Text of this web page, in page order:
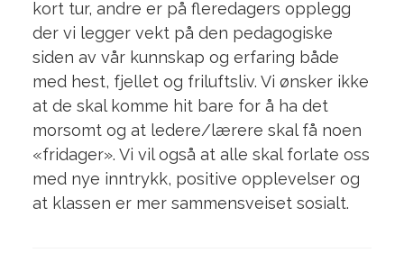
kort tur, andre er på fleredagers opplegg
der vi legger vekt på den pedagogiske
siden av vår kunnskap og erfaring både
med hest, fjellet og friluftsliv. Vi ønsker ikke
at de skal komme hit bare for å ha det
morsomt og at ledere/lærere skal få noen
«fridager». Vi vil også at alle skal forlate oss
med nye inntrykk, positive opplevelser og
at klassen er mer sammensveiset sosialt.